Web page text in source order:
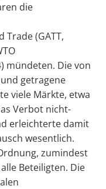
die
Trade (GATT,
mündeten. Die von
getragene
viele Märkte, etwa
Verbot nicht-
erleichterte damit
wesentlich.
zumindest
Beteiligten. Die